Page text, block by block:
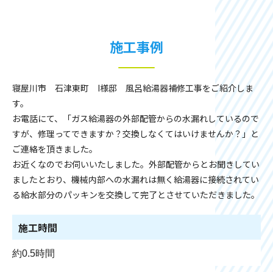
施工事例
寝屋川市 石津東町 I様邸 風呂給湯器補修工事をご紹介しま
す。
お電話にて、「ガス給湯器の外部配管からの水漏れしているので
すが、修理ってできますか？交換しなくてはいけませんか？」と
ご連絡を頂きました。
お近くなのでお伺いいたしました。外部配管からとお聞きしてい
ましたとおり、機械内部への水漏れは無く給湯器に接続されてい
る給水部分のパッキンを交換して完了とさせていただきました。
施工時間
約0.5時間